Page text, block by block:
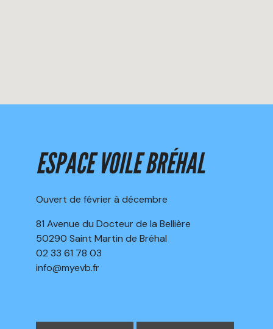
ESPACE VOILE BRÉHAL
Ouvert de février à décembre
81 Avenue du Docteur de la Bellière
50290 Saint Martin de Bréhal
02 33 61 78 03
info@myevb.fr